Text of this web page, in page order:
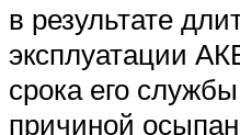
в результате
эксплуатации
срока его
причиной